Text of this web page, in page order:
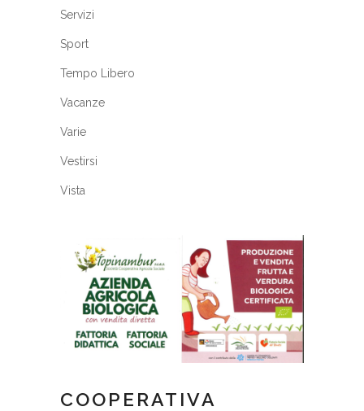
Servizi
Sport
Tempo Libero
Vacanze
Varie
Vestirsi
Vista
COOPERATIVA